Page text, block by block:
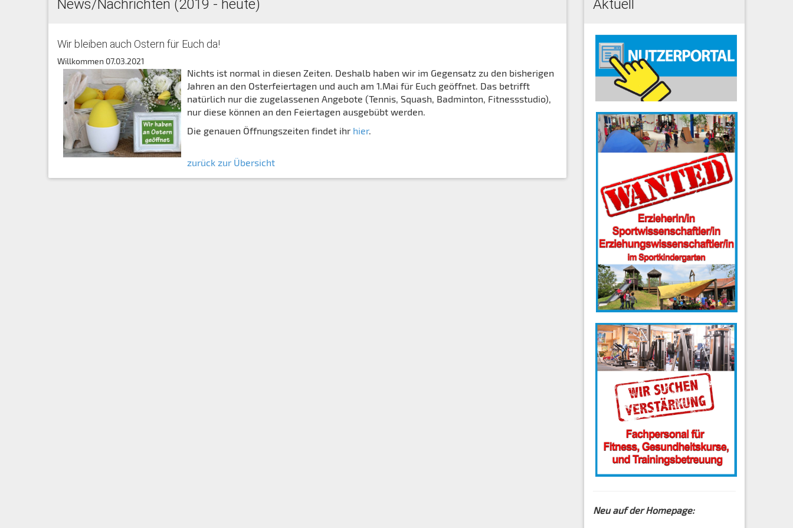
News/Nachrichten (2019 - heute)
Wir bleiben auch Ostern für Euch da!
Willkommen 07.03.2021
Nichts ist normal in diesen Zeiten. Deshalb haben wir im Gegensatz zu den bisherigen
Jahren an den Osterfeiertagen und auch am 1.Mai für Euch geöffnet. Das betrifft
natürlich nur die zugelassenen Angebote (Tennis, Squash, Badminton, Fitnessstudio),
nur diese können an den Feiertagen ausgebübt werden.
Die genauen Öffnungszeiten findet ihr hier.
zurück zur Übersicht
Aktuell
Neu auf der Homepage: